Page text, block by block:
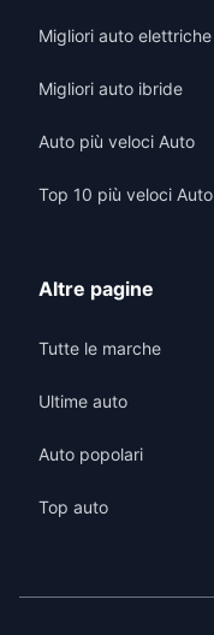
Migliori auto elettriche
Migliori auto ibride
Auto più veloci Auto
Top 10 più veloci Auto
Altre pagine
Tutte le marche
Ultime auto
Auto popolari
Top auto